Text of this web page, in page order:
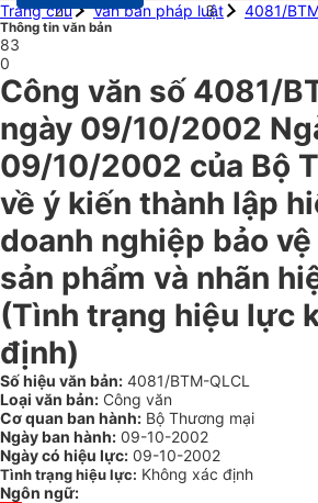
Trang chủ
Văn bản pháp luật 4081/
Thông tin văn bản
83
0
Công văn số 4081/
ngày 09/10/2002
09/10/2002 của Bộ
về ý kiến thành lập
doanh nghiệp bảo
sản phẩm và nhãn
(Tình trạng hiệu lực
định)
Số hiệu văn bản: 4081/BTM-QLCL
Loại văn bản: Công văn
Cơ quan ban hành: Bộ Thương mại
Ngày ban hành: 09-10-2002
Ngày có hiệu lực: 09-10-2002
Tình trạng hiệu lực: Không xác định
Ngôn ngữ: